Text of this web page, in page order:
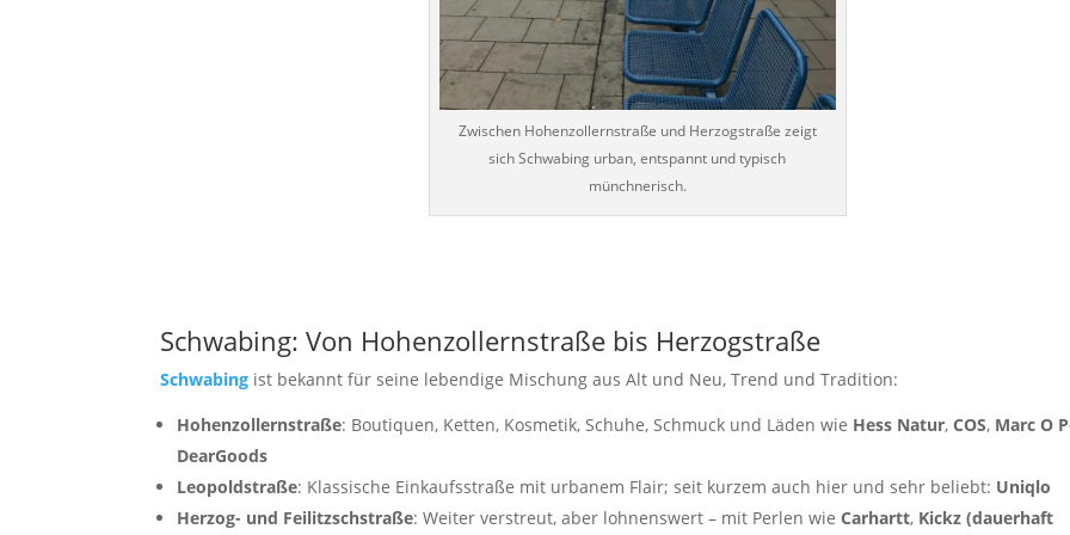
Zwischen Hohenzollernstraße und Herzogstraße zeigt
sich Schwabing urban, entspannt und typisch
münchnerisch.
Schwabing: Von Hohenzollernstraße bis Herzogstraße
Schwabing ist bekannt für seine lebendige Mischung aus Alt und Neu, Trend und Tradition:
Hohenzollernstraße: Boutiquen, Ketten, Kosmetik, Schuhe, Schmuck und Läden wie Hess Natur,COS, Marc O
DearGoods
Leopoldstraße: Klassische Einkaufsstraße mit urbanem Flair; seit kurzem auch hier und sehr beliebt: Uniqlo
Herzog- und Feilitzschstraße: Weiter verstreut, aber lohnenswert – mit Perlen wieCarhartt, Kickz (dauerhaft